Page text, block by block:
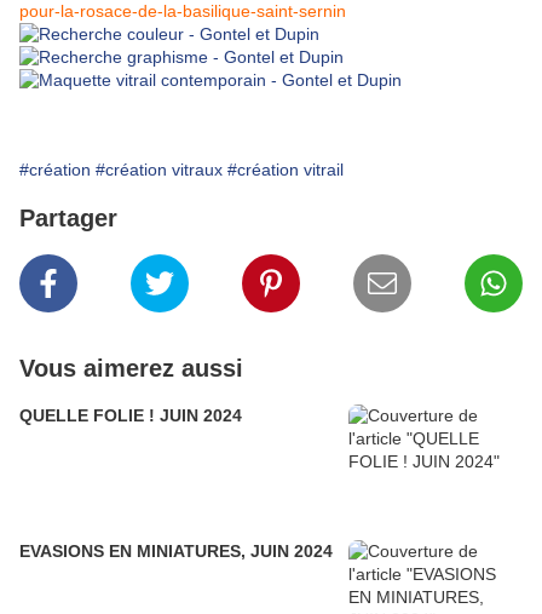
pour-la-rosace-de-la-basilique-saint-sernin
#création #création vitraux #création vitrail
Partager
Vous aimerez aussi
QUELLE FOLIE ! JUIN 2024
EVASIONS EN MINIATURES, JUIN 2024